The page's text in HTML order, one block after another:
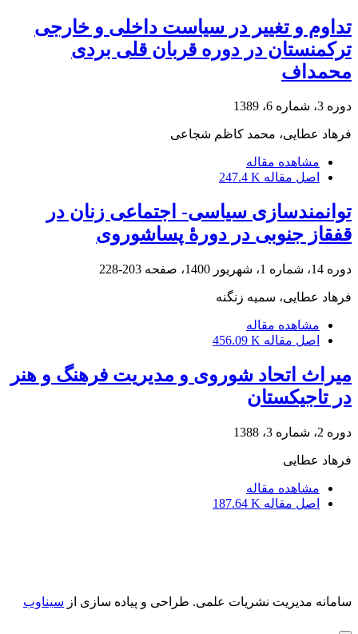
تداوم و تغییر در سیاست داخلی و خارجی
ترکمنستان در دوره قربان قلی بردی
محمداف
دوره 3، شماره 6، 1389
فرهاد عطایی، محمد کاظم شجاعی
مشاهده مقاله
اصل مقاله 247.4 K
توانمندسازی سیاسی- اجتماعی زنان در
قفقاز جنوبی در دورۀ پساشوروی
دوره 14، شماره 1، شهریور 1400، صفحه 203-228
فرهاد عطایی، سمیه زنگنه
مشاهده مقاله
اصل مقاله 456.09 K
میراث اتحاد شوروی و مدیریت فرهنگ و هنر
در تاجیکستان
دوره 2، شماره 3، 1388
فرهاد عطایی
مشاهده مقاله
اصل مقاله 187.64 K
سامانه مدیریت نشریات علمی. طراحی و پیاده سازی از سیناوب